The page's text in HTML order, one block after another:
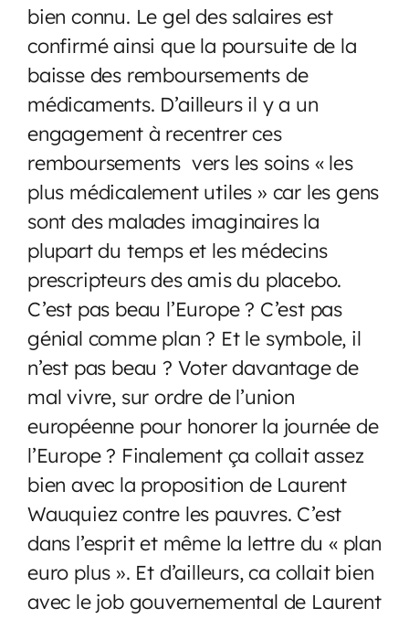
bien connu. Le gel des salaires est
confirmé ainsi que la poursuite de la
baisse des remboursements de
médicaments. D’ailleurs il y a un
engagement à recentrer ces
remboursements vers les soins « les
plus médicalement utiles » car les gens
sont des malades imaginaires la
plupart du temps et les médecins
prescripteurs des amis du placebo.
C’est pas beau l’Europe ? C’est pas
génial comme plan ? Et le symbole, il
n’est pas beau ? Voter davantage de
mal vivre, sur ordre de l’union
européenne pour honorer la journée de
l’Europe ? Finalement ça collait assez
bien avec la proposition de Laurent
Wauquiez contre les pauvres. C’est
dans l’esprit et même la lettre du « plan
euro plus ». Et d’ailleurs, ca collait bien
avec le job gouvernemental de Laurent